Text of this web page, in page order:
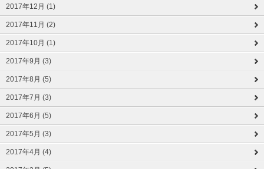
2017年12月 (1)
2017年11月 (2)
2017年10月 (1)
2017年9月 (3)
2017年8月 (5)
2017年7月 (3)
2017年6月 (5)
2017年5月 (3)
2017年4月 (4)